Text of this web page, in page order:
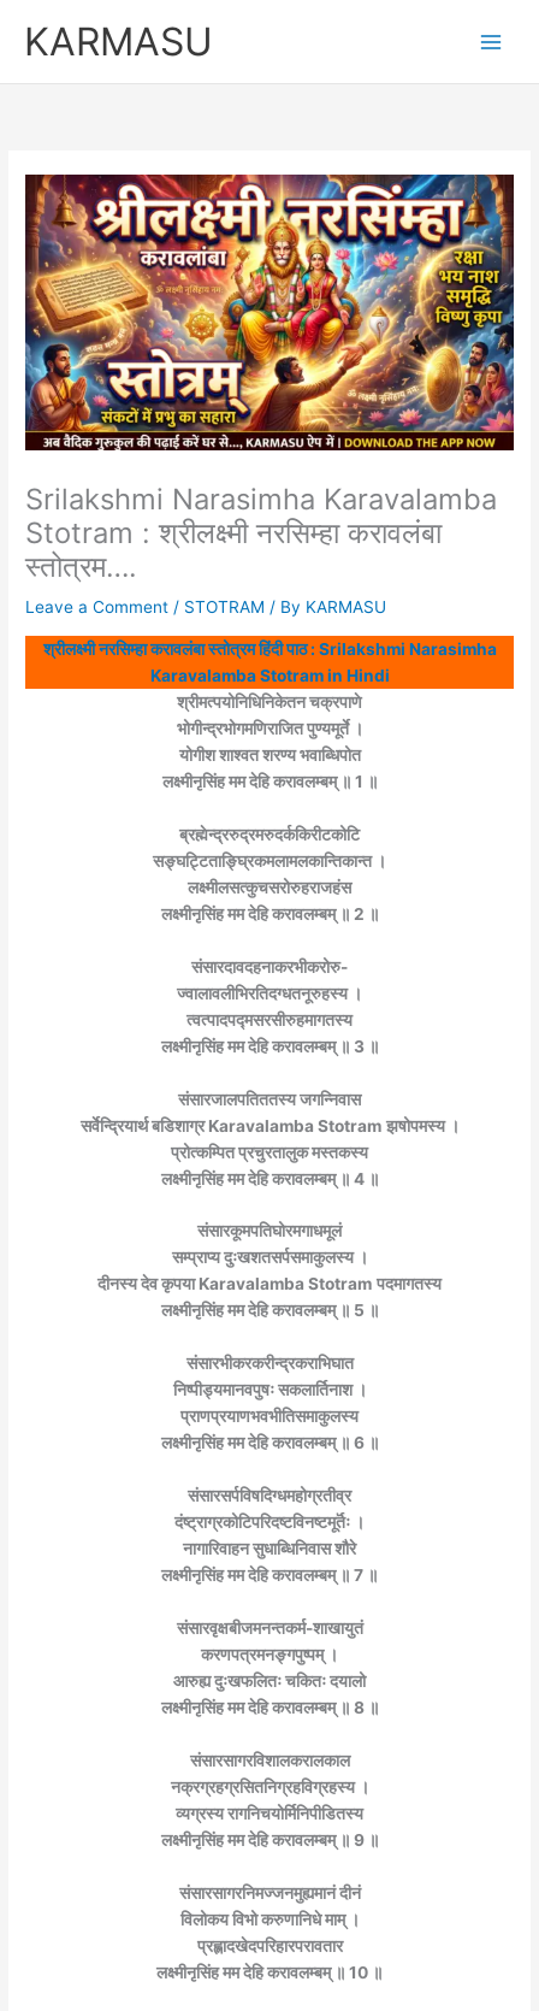
KARMASU
Srilakshmi Narasimha Karavalamba
Stotram : श्रीलक्ष्मी नरसिम्हा करावलंबा
स्तोत्रम….
Leave a Comment / STOTRAM / By KARMASU
श्रीलक्ष्मी नरसिम्हा करावलंबा स्तोत्रम हिंदी पाठ : Srilakshmi Narasimha
Karavalamba Stotram in Hindi
श्रीमत्पयोनिधिनिकेतन चक्रपाणे
भोगीन्द्रभोगमणिराजित पुण्यमूर्ते ।
योगीश शाश्वत शरण्य भवाब्धिपोत
लक्ष्मीनृसिंह मम देहि करावलम्बम् ॥ 1 ॥
ब्रह्मेन्द्ररुद्रमरुदर्ककिरीटकोटि
सङ्घट्टिताङ्घ्रिकमलामलकान्तिकान्त ।
लक्ष्मीलसत्कुचसरोरुहराजहंस
लक्ष्मीनृसिंह मम देहि करावलम्बम् ॥ 2 ॥
संसारदावदहनाकरभीकरोरु-
ज्वालावलीभिरतिदग्धतनूरुहस्य ।
त्वत्पादपद्मसरसीरुहमागतस्य
लक्ष्मीनृसिंह मम देहि करावलम्बम् ॥ 3 ॥
संसारजालपतिततस्य जगन्निवास
सर्वेन्द्रियार्थ बडिशाग्र Karavalamba Stotram झषोपमस्य ।
प्रोत्कम्पित प्रचुरतालुक मस्तकस्य
लक्ष्मीनृसिंह मम देहि करावलम्बम् ॥ 4 ॥
संसारकूमपतिघोरमगाधमूलं
सम्प्राप्य दुःखशतसर्पसमाकुलस्य ।
दीनस्य देव कृपया Karavalamba Stotram पदमागतस्य
लक्ष्मीनृसिंह मम देहि करावलम्बम् ॥ 5 ॥
संसारभीकरकरीन्द्रकराभिघात
निष्पीड्यमानवपुषः सकलार्तिनाश ।
प्राणप्रयाणभवभीतिसमाकुलस्य
लक्ष्मीनृसिंह मम देहि करावलम्बम् ॥ 6 ॥
संसारसर्पविषदिग्धमहोग्रतीव्र
दंष्ट्राग्रकोटिपरिदष्टविनष्टमूर्तॆः ।
नागारिवाहन सुधाब्धिनिवास शौरे
लक्ष्मीनृसिंह मम देहि करावलम्बम् ॥ 7 ॥
संसारवृक्षबीजमनन्तकर्म-शाखायुतं
करणपत्रमनङ्गपुष्पम् ।
आरुह्य दुःखफलितः चकितः दयालो
लक्ष्मीनृसिंह मम देहि करावलम्बम् ॥ 8 ॥
संसारसागरविशालकरालकाल
नक्रग्रहग्रसितनिग्रहविग्रहस्य ।
व्यग्रस्य रागनिचयोर्मिनिपीडितस्य
लक्ष्मीनृसिंह मम देहि करावलम्बम् ॥ 9 ॥
संसारसागरनिमज्जनमुह्यमानं दीनं
विलोकय विभो करुणानिधे माम् ।
प्रह्लादखेदपरिहारपरावतार
लक्ष्मीनृसिंह मम देहि करावलम्बम् ॥ 10 ॥